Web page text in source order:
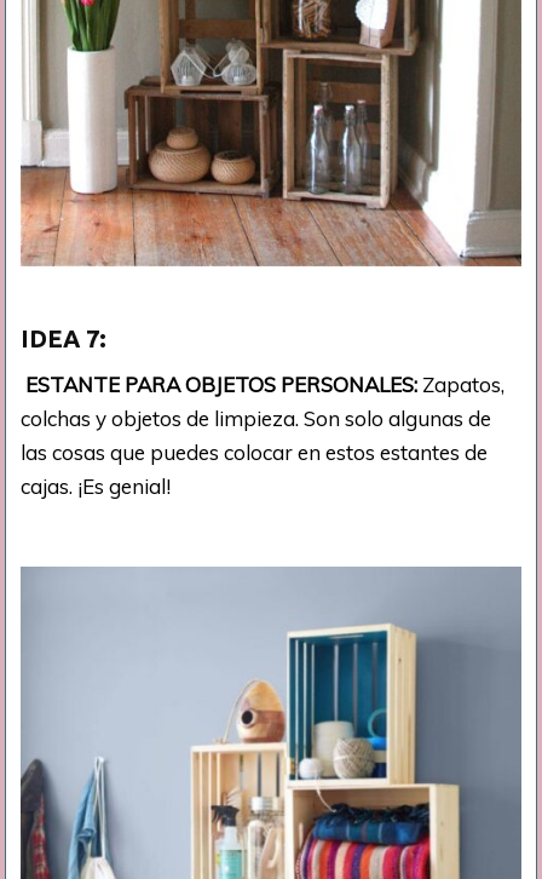
IDEA 7:
ESTANTE PARA OBJETOS PERSONALES: Zapatos,
colchas y objetos de limpieza. Son solo algunas de
las cosas que puedes colocar en estos estantes de
cajas. ¡Es genial!